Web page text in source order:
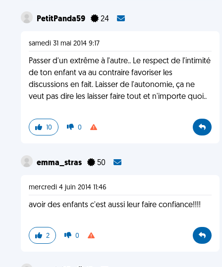
PetitPanda59 24
samedi 31 mai 2014 9:17
Passer d'un extrême à l'autre.. Le respect de l'intimité
de ton enfant va au contraire favoriser les
discussions en fait. Laisser de l'autonomie, ça ne
veut pas dire les laisser faire tout et n'importe quoi..
10 0
emma_stras 50
mercredi 4 juin 2014 11:46
avoir des enfants c'est aussi leur faire confiance!!!!
2 0